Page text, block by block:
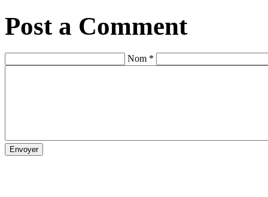
Post a Comment
Nom *